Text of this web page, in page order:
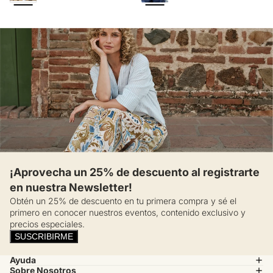
¡Aprovecha un 25% de descuento al registrarte
en nuestra Newsletter!
Obtén un 25% de descuento en tu primera compra y sé el
primero en conocer nuestros eventos, contenido exclusivo y
precios especiales.
SUSCRIBIRME
Ayuda
Sobre Nosotros